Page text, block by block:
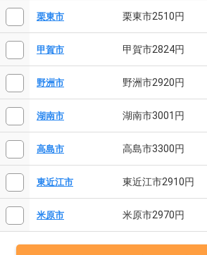
栗東市 栗東市2510円
甲賀市 甲賀市2824円
野洲市 野洲市2920円
湖南市 湖南市3001円
高島市 高島市3300円
東近江市 東近江市2910円
米原市 米原市2970円